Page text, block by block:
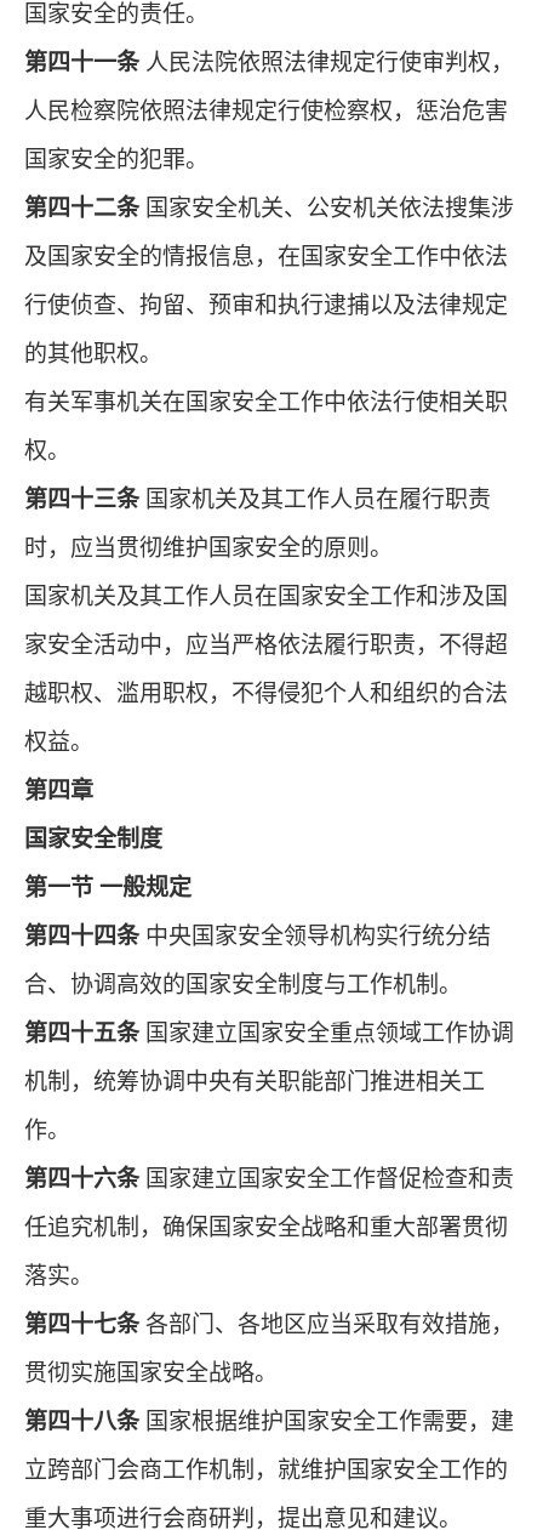
国家安全的责任。
第四十一条人民法院依照法律规定行使审判权，
人民检察院依照法律规定行使检察权，惩治危害
国家安全的犯罪。
第四十二条国家安全机关、公安机关依法搜集涉
及国家安全的情报信息，在国家安全工作中依法
行使侦查、拘留、预审和执行逮捕以及法律规定
的其他职权。
有关军事机关在国家安全工作中依法行使相关职
权。
第四十三条国家机关及其工作人员在履行职责
时，应当贯彻维护国家安全的原则。
国家机关及其工作人员在国家安全工作和涉及国
家安全活动中，应当严格依法履行职责，不得超
越职权、滥用职权，不得侵犯个人和组织的合法
权益。
第四章
国家安全制度
第一节 一般规定
第四十四条中央国家安全领导机构实行统分结
合、协调高效的国家安全制度与工作机制。
第四十五条国家建立国家安全重点领域工作协调
机制，统筹协调中央有关职能部门推进相关工
作。
第四十六条国家建立国家安全工作督促检查和责
任追究机制，确保国家安全战略和重大部署贯彻
落实。
第四十七条各部门、各地区应当采取有效措施，
贯彻实施国家安全战略。
第四十八条国家根据维护国家安全工作需要，建
立跨部门会商工作机制，就维护国家安全工作的
重大事项进行会商研判，提出意见和建议。